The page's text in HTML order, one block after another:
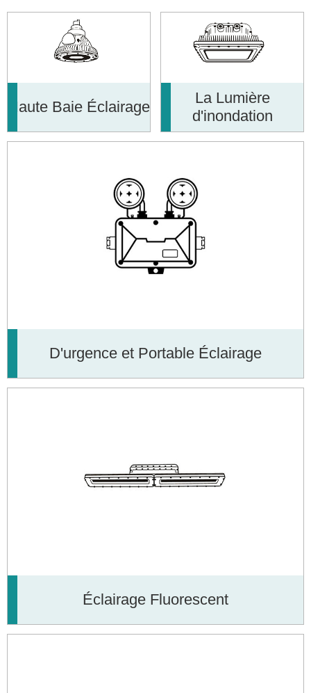
Haute Baie Éclairage
La Lumière
d'inondation
D'urgence et Portable Éclairage
Éclairage Fluorescent